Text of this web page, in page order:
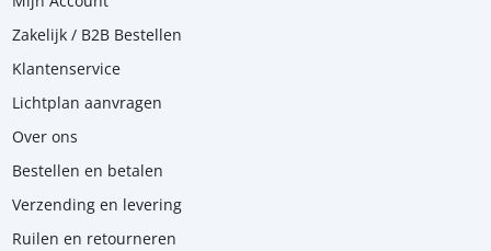
Zakelijk / B2B Bestellen
Klantenservice
Lichtplan aanvragen
Over ons
Bestellen en betalen
Verzending en levering
Ruilen en retourneren